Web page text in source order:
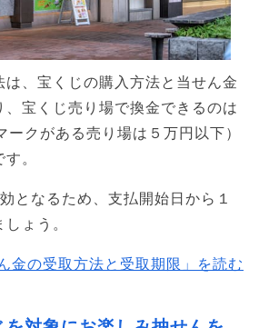
は、宝くじの購入方法と当せん金
、宝くじ売り場で換金できるのは
ークがある売り場は５万円以下）
。
となるため、支払開始日から１
ょう。
金の受取方法と受取期限」を読む